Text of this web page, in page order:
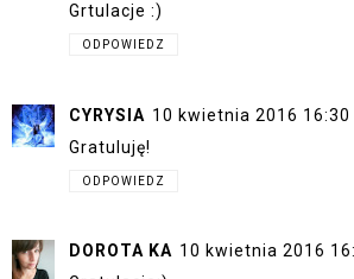
Grtulacje :)
ODPOWIEDZ
CYRYSIA 10 kwietnia 2016 16:30
Gratuluję!
ODPOWIEDZ
DOROTA KA 10 kwietnia 2016